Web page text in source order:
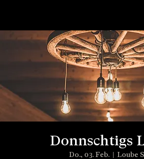
Donnschtigs
Do., 03. Feb.
  |
Loube